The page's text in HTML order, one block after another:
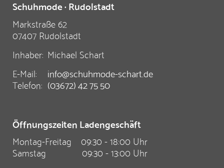
Schuhmode · Rudolstadt
Markstraße 62
07407 Rudolstadt
Inhaber: Michael Schart
E-Mail:
info@schuhmode-schart.de
Telefon: (03672) 42 75 50
Öffnungszeiten Ladengeschäft
Montag-Freitag
09:30 - 18:00 Uhr
Samstag
09:30 - 13:00 Uhr